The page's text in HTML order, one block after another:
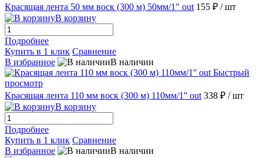
Красящая лента 50 мм воск (300 м) 50мм/1" out 155 ₽ / шт
В корзину
Подробнее
Купить в 1 клик Сравнение
В избранное
В наличии
Быстрый
просмотр
Красящая лента 110 мм воск (300 м) 110мм/1'' out 338 ₽ / шт
В корзину
Подробнее
Купить в 1 клик Сравнение
В избранное
В наличии